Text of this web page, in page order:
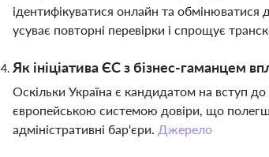
ідентифікуватися онлайн та
усуває повторні перевірки і спрощує
Як ініціатива ЄС з бізнес-гаманцем
Оскільки Україна є кандидатом на вступ
європейською системою довіри, що
адміністративні бар'єри. Джерело